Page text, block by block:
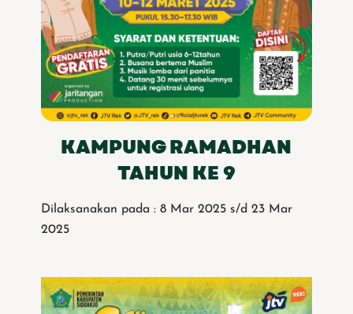
KAMPUNG RAMADHAN
TAHUN KE 9
Dilaksanakan pada : 8 Mar 2025 s/d 23 Mar
2025